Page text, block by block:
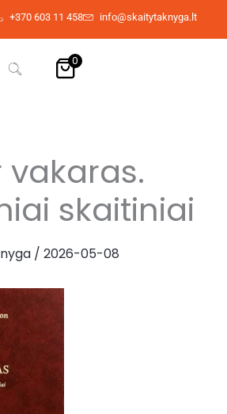
+370 603 11 458 info@skaitytaknyga.lt
0
vakaras.
skaitiniai
/ 2026-05-08